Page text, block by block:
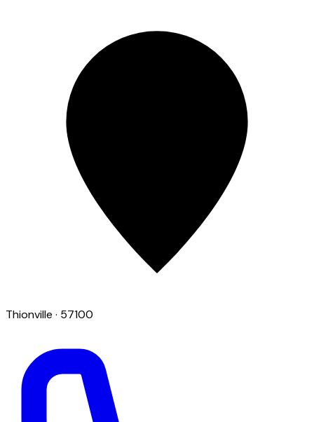
Thionville · 57100